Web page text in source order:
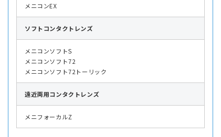
メニコンEX
ソフト コンタクトレンズ
メニコンソフトS
メニコンソフト72
メニコンソフト72トーリック
遠近両用コンタクトレンズ
メニフォーカルZ